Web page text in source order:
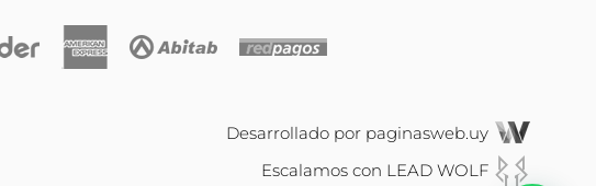
Desarrollado por paginasweb.uy
Escalamos con LEAD WOLF